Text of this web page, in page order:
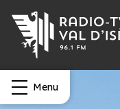
Menu